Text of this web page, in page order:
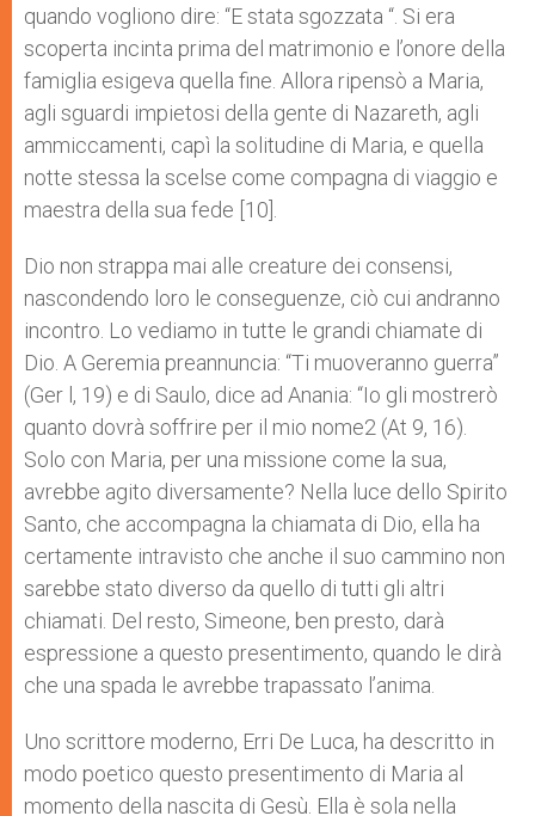
quando vogliono dire: “E stata sgozzata “. Si era
scoperta incin­ta prima del matrimonio e l’onore della
famiglia esigeva quella fine. Allora ripensò a Maria,
agli sguardi impietosi della gente di Nazareth, agli
ammiccamenti, capì la solitudine di Maria, e quella
notte stessa la scelse come compagna di viaggio e
maestra della sua fede [10].
Dio non strappa mai alle creature dei consensi,
nascondendo loro le conseguenze, ciò cui andranno
incontro. Lo vediamo in tutte le grandi chia­mate di
Dio. A Geremia preannuncia: “Ti muoveranno guerra”
(Ger l, 19) e di Saulo, dice ad Anania: “Io gli mostrerò
quanto dovrà soffrire per il mio nome2 (At 9, 16).
Solo con Maria, per una missione come la sua,
avrebbe agito diversamente? Nella luce dello Spirito
Santo, che accompagna la chiamata di Dio, el­la ha
certamente intravisto che anche il suo cammino non
sa­rebbe stato diverso da quello di tutti gli altri
chiamati. Del resto, Simeone, ben presto, darà
espressione a questo presentimento, quando le dirà
che una spada le avrebbe trapassato l’anima.
Uno scrittore moderno, Erri De Luca, ha descritto in
modo poetico questo presentimento di Maria al
momento della nascita di Gesù. Ella è sola nella